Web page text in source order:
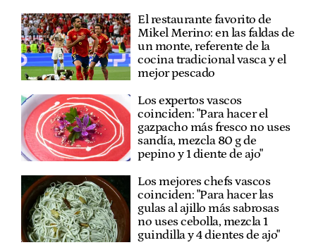
El restaurante favorito de
Mikel Merino: en las faldas de
un monte, referente de la
cocina tradicional vasca y el
mejor pescado
Los expertos vascos
coinciden: "Para hacer el
gazpacho más fresco no uses
sandía, mezcla 80 g de
pepino y 1 diente de ajo"
Los mejores chefs vascos
coinciden: "Para hacer las
gulas al ajillo más sabrosas
no uses cebolla, mezcla 1
guindilla y 4 dientes de ajo"